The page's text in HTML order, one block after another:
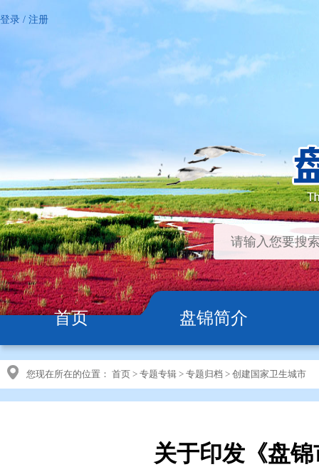
登录 / 注册
首页 盘锦简介
您现在所在的位置： 首页 > 专题专辑 > 专题归档 > 创建国家卫生城市
关于印发《盘